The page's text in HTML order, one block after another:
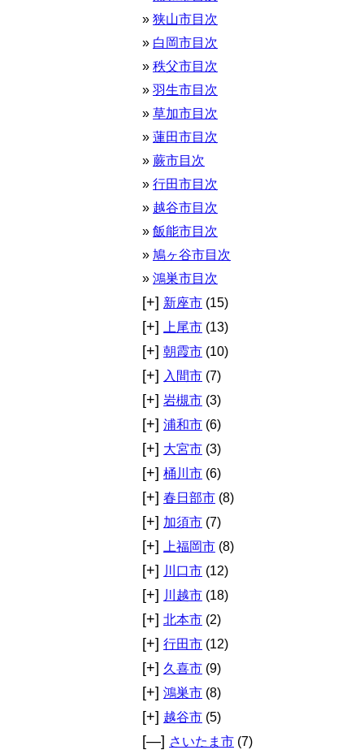
狭山市目次
白岡市目次
秩父市目次
羽生市目次
草加市目次
蓮田市目次
蕨市目次
行田市目次
越谷市目次
飯能市目次
鳩ヶ谷市目次
鴻巣市目次
[+] 新座市 (15)
[+] 上尾市 (13)
[+] 朝霞市 (10)
[+] 入間市 (7)
[+] 岩槻市 (3)
[+] 浦和市 (6)
[+] 大宮市 (3)
[+] 桶川市 (6)
[+] 春日部市 (8)
[+] 加須市 (7)
[+] 上福岡市 (8)
[+] 川口市 (12)
[+] 川越市 (18)
[+] 北本市 (2)
[+] 行田市 (12)
[+] 久喜市 (9)
[+] 鴻巣市 (8)
[+] 越谷市 (5)
[—] さいたま市 (7)